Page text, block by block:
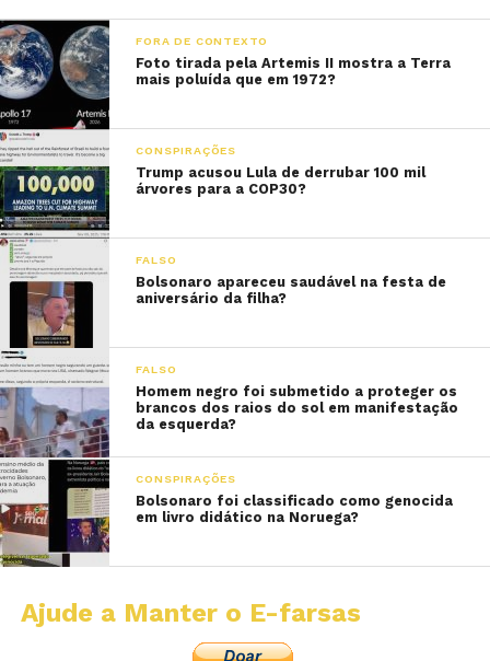
FORA DE CONTEXTO
Foto tirada pela Artemis II mostra a Terra
mais poluída que em 1972?
CONSPIRAÇÕES
Trump acusou Lula de derrubar 100 mil
árvores para a COP30?
FALSO
Bolsonaro apareceu saudável na festa de
aniversário da filha?
FALSO
Homem negro foi submetido a proteger os
brancos dos raios do sol em manifestação
da esquerda?
CONSPIRAÇÕES
Bolsonaro foi classificado como genocida
em livro didático na Noruega?
Ajude a Manter o E-farsas